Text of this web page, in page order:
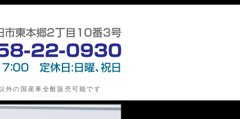
外の国産車全般販売可能です